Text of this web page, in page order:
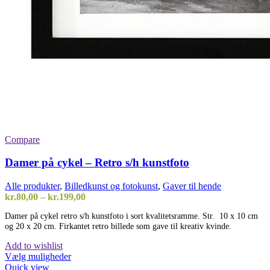
Compare
Damer på cykel – Retro s/h kunstfoto
Alle produkter, Billedkunst og fotokunst, Gaver til hende
kr.80,00 – kr.199,00Prisinterval:
til
kr.199,00
Damer på cykel retro s/h kunstfoto i sort kvalitetsramme. Str. 10 x 10 cm
og 20 x 20 cm. Firkantet retro billede som gave til kreativ kvinde.
Add to wishlist
Vælg mulighederDette
Quick view